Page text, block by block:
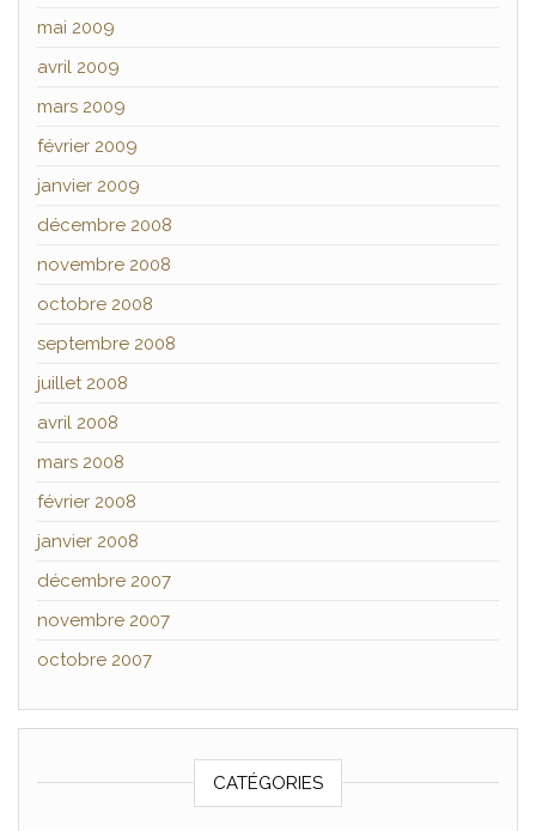
mai 2009
avril 2009
mars 2009
février 2009
janvier 2009
décembre 2008
novembre 2008
octobre 2008
septembre 2008
juillet 2008
avril 2008
mars 2008
février 2008
janvier 2008
décembre 2007
novembre 2007
octobre 2007
CATÉGORIES